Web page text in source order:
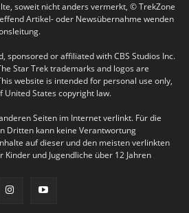
soweit nicht anders vermerkt, © TrekZone
Artikel- oder Newsübernahme wenden
sponsored or affiliated with CBS Studios Inc.
Star Trek trademarks and logos are
website is intended for personal use only,
United States copyright law.
Seiten im Internet verlinkt. Für die
Dritten kann keine Verantwortung
auf dieser und den meisten verlinkten
und Jugendliche über 12 Jahren